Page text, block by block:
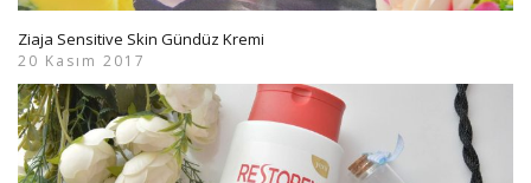
Ziaja Sensitive Skin Gündüz Kremi
20 Kasım 2017